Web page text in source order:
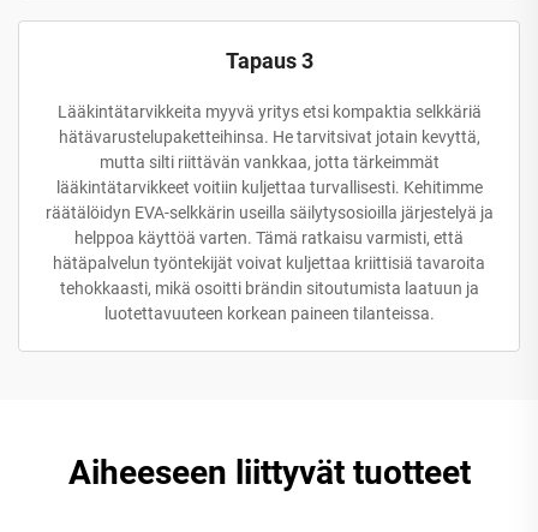
Tapaus 3
Lääkintätarvikkeita myyvä yritys etsi kompaktia selkkäriä
hätävarustelupaketteihinsa. He tarvitsivat jotain kevyttä,
mutta silti riittävän vankkaa, jotta tärkeimmät
lääkintätarvikkeet voitiin kuljettaa turvallisesti. Kehitimme
räätälöidyn EVA-selkkärin useilla säilytysosioilla järjestelyä ja
helppoa käyttöä varten. Tämä ratkaisu varmisti, että
hätäpalvelun työntekijät voivat kuljettaa kriittisiä tavaroita
tehokkaasti, mikä osoitti brändin sitoutumista laatuun ja
luotettavuuteen korkean paineen tilanteissa.
Aiheeseen liittyvät tuotteet